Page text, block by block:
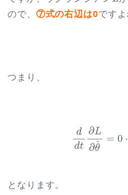
ので、 ⑦式の右辺は0ですよ
つまり、
d
dt
∂L
∂˙
θ
= 0 ⋅
dd ∂L
となります。